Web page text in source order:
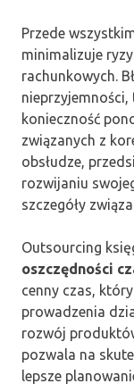
Przede
minimalizuje
rachunkowych.
konieczność
związanych z
obsłudze,
rozwijaniu
szczegóły
Outsourcing
oszczędności
cenny czas,
prowadzenia
rozwój
pozwala na
lepsze